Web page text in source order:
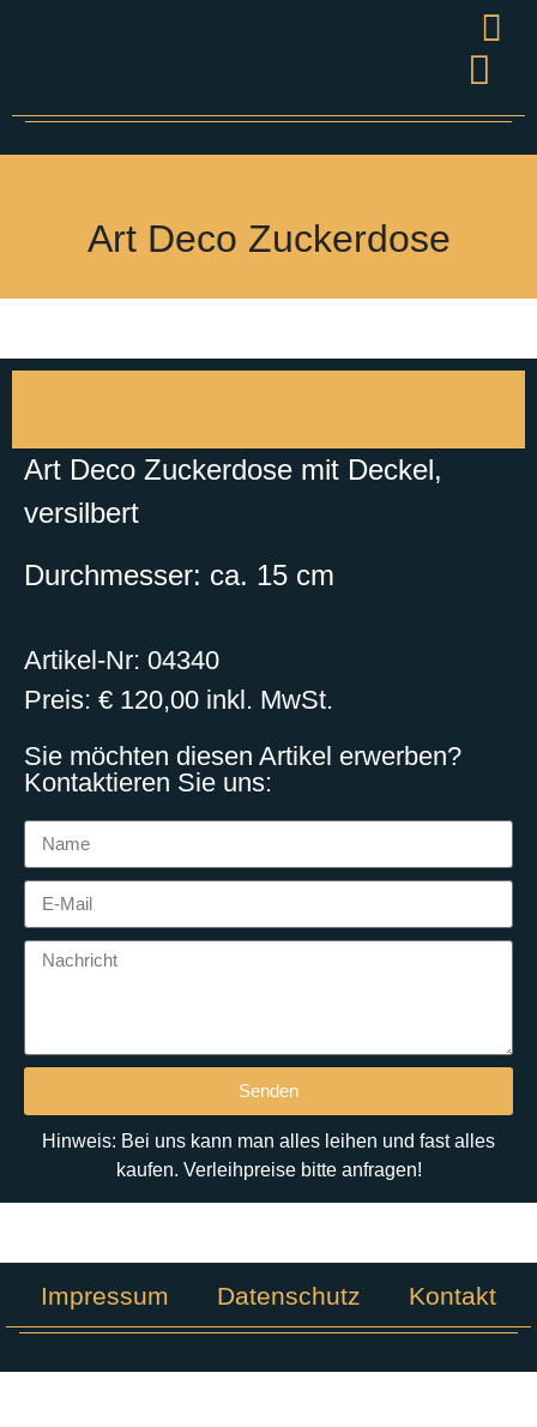
Art Deco Zuckerdose
Art Deco Zuckerdose mit Deckel,
versilbert
Durchmesser: ca. 15 cm
Artikel-Nr: 04340
Preis: € 120,00 inkl. MwSt.
Sie möchten diesen Artikel erwerben?
Kontaktieren Sie uns:
Senden
Hinweis: Bei uns kann man alles leihen und fast alles
kaufen. Verleihpreise bitte anfragen!
Impressum Datenschutz Kontakt